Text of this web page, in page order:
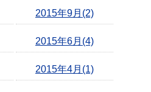
2015年9月(2)
2015年6月(4)
2015年4月(1)